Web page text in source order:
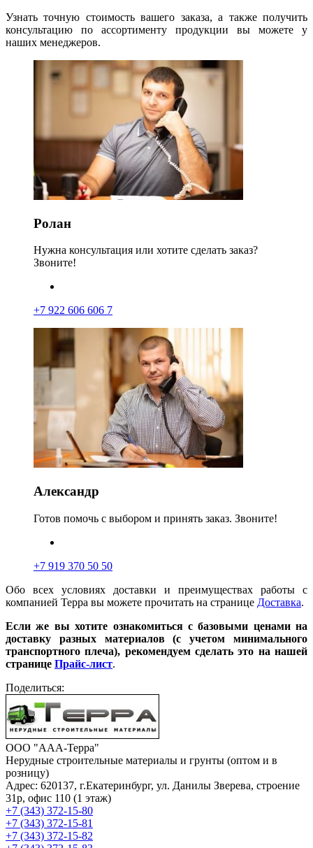
Узнать точную стоимость вашего заказа, а также получить
консультацию по ассортименту продукции вы можете у
наших менеджеров.
Ролан
Нужна консультация или хотите сделать заказ?
Звоните!
+7 922 606 606 7
Александр
Готов помочь с выбором и принять заказ. Звоните!
+7 919 370 50 50
Обо всех условиях доставки и преимуществах работы с
компанией Терра вы можете прочитать на странице Доставка.
Если же вы хотите ознакомиться с базовыми ценами на
доставку разных материалов (с учетом минимального
транспортного плеча), рекомендуем сделать это на нашей
странице Прайс-лист.
Поделиться:
ООО "ААА-Терра"
Нерудные строительные материалы и грунты (оптом и в
розницу)
Адрес: 620137, г.Екатеринбург, ул. Данилы Зверева, строение
31р, офис 110 (1 этаж)
+7 (343) 372-15-80
+7 (343) 372-15-81
+7 (343) 372-15-82